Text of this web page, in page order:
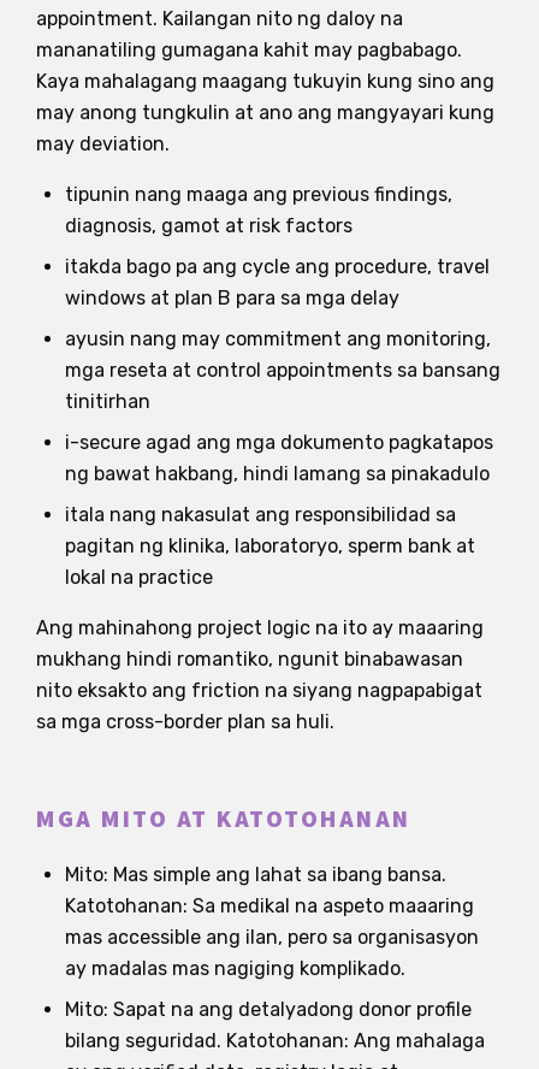
appointment. Kailangan nito ng daloy na
mananatiling gumagana kahit may pagbabago.
Kaya mahalagang maagang tukuyin kung sino ang
may anong tungkulin at ano ang mangyayari kung
may deviation.
tipunin nang maaga ang previous findings,
diagnosis, gamot at risk factors
itakda bago pa ang cycle ang procedure, travel
windows at plan B para sa mga delay
ayusin nang may commitment ang monitoring,
mga reseta at control appointments sa bansang
tinitirhan
i-secure agad ang mga dokumento pagkatapos
ng bawat hakbang, hindi lamang sa pinakadulo
itala nang nakasulat ang responsibilidad sa
pagitan ng klinika, laboratoryo, sperm bank at
lokal na practice
Ang mahinahong project logic na ito ay maaaring
mukhang hindi romantiko, ngunit binabawasan
nito eksakto ang friction na siyang nagpapabigat
sa mga cross-border plan sa huli.
MGA MITO AT KATOTOHANAN
Mito: Mas simple ang lahat sa ibang bansa.
Katotohanan: Sa medikal na aspeto maaaring
mas accessible ang ilan, pero sa organisasyon
ay madalas mas nagiging komplikado.
Mito: Sapat na ang detalyadong donor profile
bilang seguridad. Katotohanan: Ang mahalaga